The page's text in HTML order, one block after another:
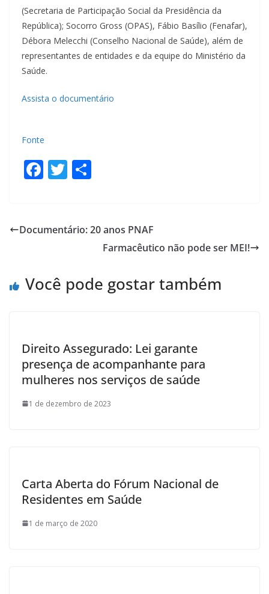
(Secretaria de Participação Social da Presidência da
República); Socorro Gross (OPAS), Fábio Basílio (Fenafar),
Débora Melecchi (Conselho Nacional de Saúde), além de
representantes de entidades e da equipe do Ministério da
Saúde.
Assista o documentário
Fonte
F
b
k
T
er e
Documentário: 20 anos PNAF
Farmacêutico não pode ser MEI!
Você pode gostar também
Direito Assegurado: Lei garante
presença de acompanhante para
mulheres nos serviços de saúde
1 de dezembro de 2023
Carta Aberta do Fórum Nacional de
Residentes em Saúde
1 de março de 2020